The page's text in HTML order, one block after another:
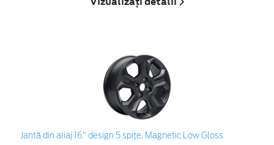
Jantă din aliaj 16" design 5 spițe, Magnetic Low Gloss